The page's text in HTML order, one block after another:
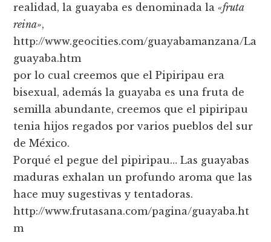
realidad, la guayaba es denominada la«fruta
reina»,
http://www.geocities.com/guayabamanzana/La
guayaba.htm
por lo cual creemos que el Pipiripau era
bisexual, además la guayaba es una fruta de
semilla abundante, creemos que el pipiripau
tenia hijos regados por varios pueblos del sur
de México.
Porqué el pegue del pipiripau… Las guayabas
maduras exhalan un profundo aroma que las
hace muy sugestivas y tentadoras.
http://www.frutasana.com/pagina/guayaba.ht
m